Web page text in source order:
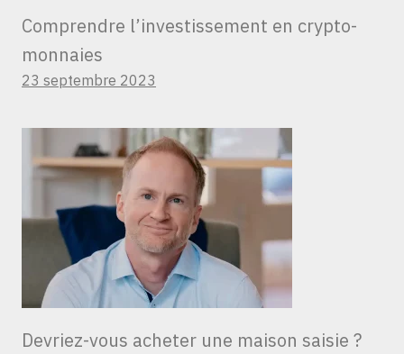
Comprendre l’investissement en crypto-
monnaies
23 septembre 2023
Devriez-vous acheter une maison saisie ?